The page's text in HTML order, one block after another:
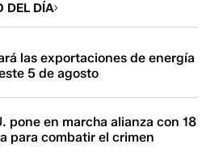
DEL DÍA
las exportaciones de energía
5 de agosto
pone en marcha alianza con 18
para combatir el crimen